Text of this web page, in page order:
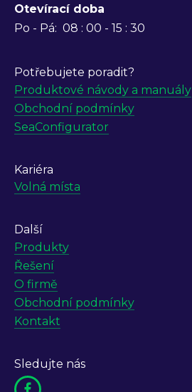
Otevírací doba
Po - Pá: 08 : 00 - 15 : 30
Potřebujete poradit?
Produktové návody a manuály
Obchodní podmínky
SeaConfigurator
Kariéra
Volná místa
Další
Produkty
Řešení
O firmě
Obchodní podmínky
Kontakt
Sledujte nás